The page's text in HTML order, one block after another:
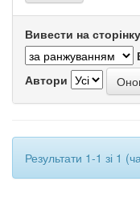
Вивести на сторінку
Автори
Результати 1-1 зі 1